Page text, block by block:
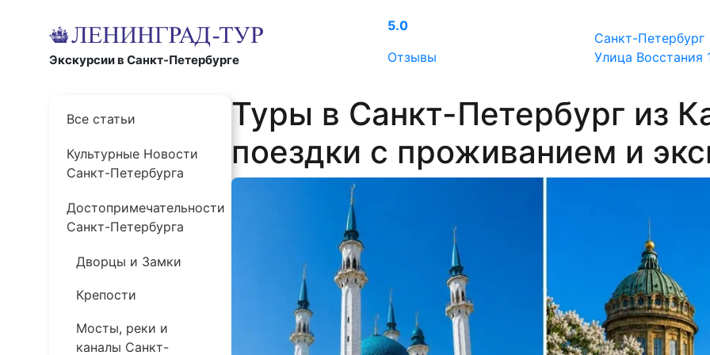
Экскурсии в Санкт-Петербурге
5.0
Отзывы
Санкт-Петербург
Улица Восстания
Все статьи
Культурные Новости
Санкт-Петербурга
Достопримечательности
Санкт-Петербурга
Дворцы и Замки
Крепости
Мосты, реки и
каналы Санкт-
Туры в Санкт-Петербург из
поездки с проживанием и